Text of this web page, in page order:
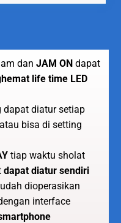
dan JAM ON dapat
life time LED
dapat diatur setiap
atau bisa di setting
tiap waktu sholat
dapat diatur sendiri
dioperasikan
interface